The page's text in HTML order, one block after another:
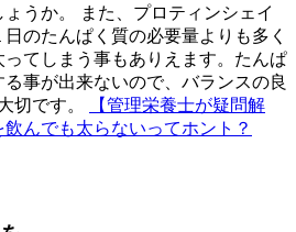
うか。 また、プロティンシェイ
のたんぱく質の必要量よりも多く
てしまう事もありえます。たんぱ
事が出来ないので、バランスの良
切です。
【管理栄養士が疑問解
んでも太らないってホント？